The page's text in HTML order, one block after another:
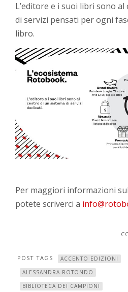
L’editore e i suoi libri sono
di servizi pensati per ogni
libro.
Per maggiori informazioni
potete scriverci a
POST TAGS
ACCENTO EDIZIONI
ALESSANDRA ROTONDO
BIBLIOTECA DEI CAMPIONI